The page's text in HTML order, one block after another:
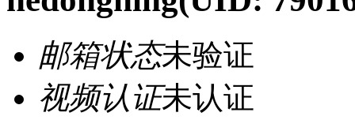
邮箱状态未验证
视频认证未认证